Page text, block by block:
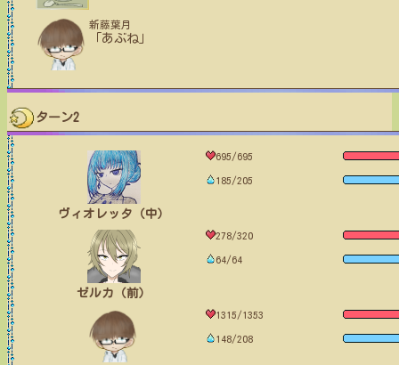
新藤葉月
「あぶね」
ターン2
ヴィオレッタ（中）
695/695
185/205
ゼルカ（前）
278/320
64/64
1315/1353
148/208